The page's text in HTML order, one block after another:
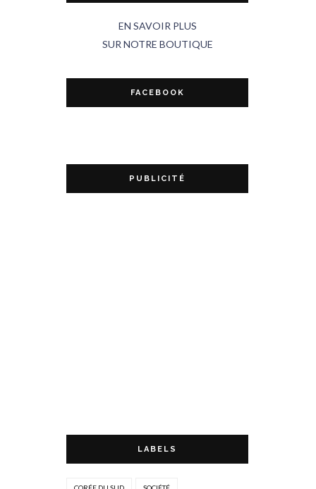
EN SAVOIR PLUS
SUR NOTRE BOUTIQUE
FACEBOOK
PUBLICITÉ
LABELS